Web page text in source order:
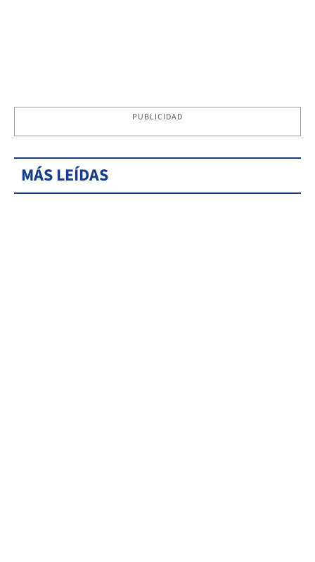
PUBLICIDAD
MÁS LEÍDAS